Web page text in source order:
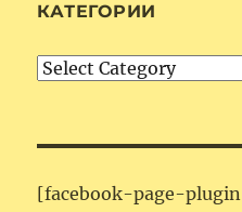
КАТЕГОРИИ
Категории
[facebook-page-plugin